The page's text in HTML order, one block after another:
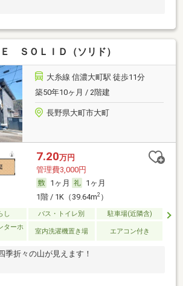
Ｅ ＳＯＬＩＤ（ソリド）
大糸線 信濃大町駅 徒歩11分
築50年10ヶ月 / 2階建
長野県大町市大町
7.20万円
管理費3,000円
1ヶ月
1ヶ月
1階 / 1K（39.64m2）
し バス・トイレ別
駐車場(近隣含)
ターホ
室内洗濯機置き場 エアコン付き
季折々の山が見えます！